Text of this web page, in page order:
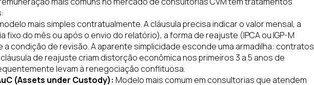
mais simples contratualmente. A cláusula precisa indicar o valor mensal, a
fixo do mês ou após o envio do relatório), a forma de reajuste (IPCA ou IGP-M
a condição de revisão. A aparente simplicidade esconde uma armadilha: contratos
de reajuste criam distorção econômica nos primeiros 3 a 5 anos de
levam à renegociação conflituosa.
(Assets under Custody): Modelo mais comum em consultorias que atendem